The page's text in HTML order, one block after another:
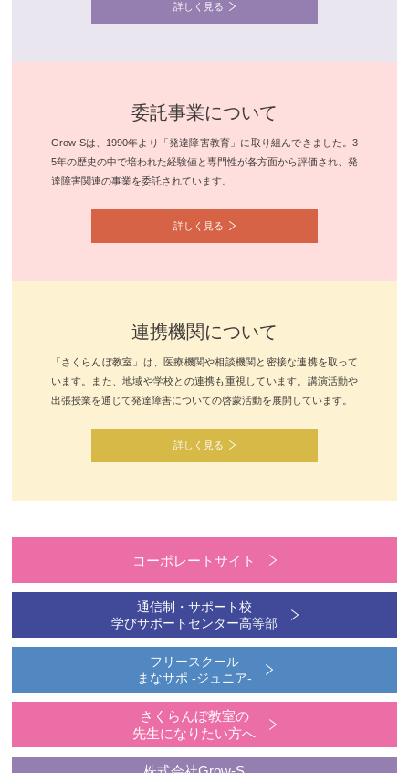
詳しく見る
委託事業について
Grow-Sは、1990年より「発達障害教育」に取り組んできました。3
5年の歴史の中で培われた経験値と専門性が各方面から評価され、発
達障害関連の事業を委託されています。
詳しく見る
連携機関について
「さくらんぼ教室」は、医療機関や相談機関と密接な連携を取って
います。また、地域や学校との連携も重視しています。講演活動や
出張授業を通じて発達障害についての啓蒙活動を展開しています。
詳しく見る
コーポレートサイト
通信制・サポート校
学びサポートセンター高等部
フリースクール
まなサポ -ジュニア-
さくらんぼ教室の
先生になりたい方へ